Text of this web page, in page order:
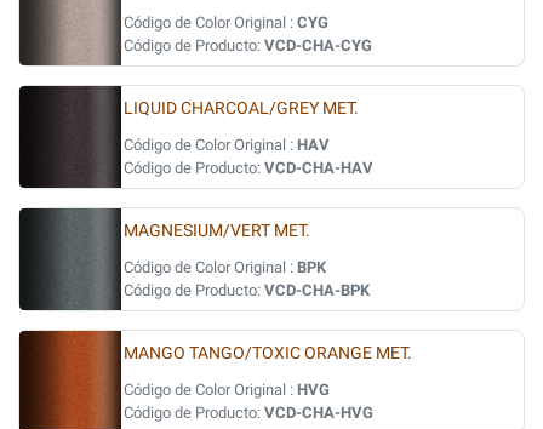
Código de Color Original : CYG
Código de Producto: VCD-CHA-CYG
LIQUID CHARCOAL/GREY MET.
Código de Color Original : HAV
Código de Producto: VCD-CHA-HAV
MAGNESIUM/VERT MET.
Código de Color Original : BPK
Código de Producto: VCD-CHA-BPK
MANGO TANGO/TOXIC ORANGE MET.
Código de Color Original : HVG
Código de Producto: VCD-CHA-HVG